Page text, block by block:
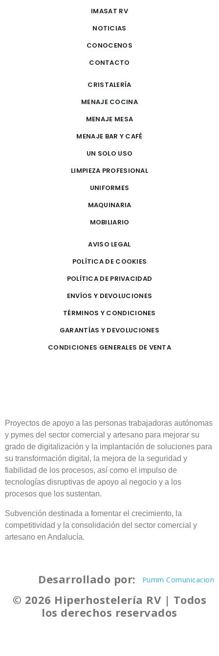
IMASAT RV
NOTICIAS
CONOCENOS
CONTACTO
CRISTALERÍA
MENAJE COCINA
MENAJE MESA
MENAJE BAR Y CAFÉ
UN SOLO USO
LIMPIEZA PROFESIONAL
UNIFORMES
MAQUINARIA
MOBILIARIO
AVISO LEGAL
POLÍTICA DE COOKIES
POLÍTICA DE PRIVACIDAD
ENVÍOS Y DEVOLUCIONES
TÉRMINOS Y CONDICIONES
GARANTÍAS Y DEVOLUCIONES
CONDICIONES GENERALES DE VENTA
Proyectos de apoyo a las personas trabajadoras autónomas
y pymes del sector comercial y artesano para mejorar su
grado de digitalización y la implantación de soluciones para
su transformación digital, la mejora de la seguridad y
fiabilidad de los procesos, así como el impulso de
tecnologías disruptivas de apoyo al negocio y a los
procesos que los sustentan.
Subvención destinada a fomentar el crecimiento, la
competitividad y la consolidación del sector comercial y
artesano en Andalucía.
Desarrollado por: Pumm Comunicacion
© 2026 Hiperhostelería RV | Todos
los derechos reservados